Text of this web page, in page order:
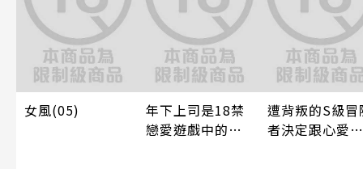
女風(05)
年下上司是18禁
戀愛遊戲中的我
遭背叛的S級冒
者決定跟心愛的